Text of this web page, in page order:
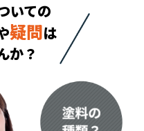
いての
疑問は
か？